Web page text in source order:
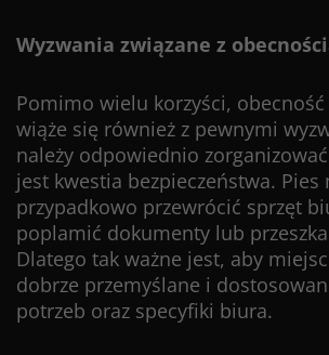
Wyzwania związane z
Pomimo wielu korzyści,
wiąże się również z pewnymi
należy odpowiednio
jest kwestia bezpieczeństwa. Pies
przypadkowo przewrócić sprzęt
poplamić dokumenty lub
Dlatego tak ważne jest, aby
dobrze przemyślane i
potrzeb oraz specyfiki biura.